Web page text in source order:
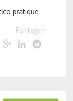
pratique
Partager